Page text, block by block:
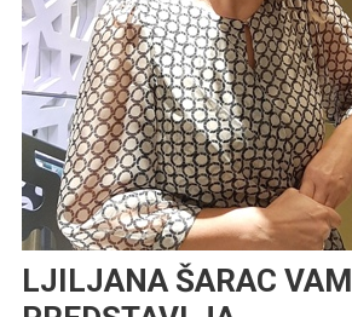
LJILJANA ŠARAC VAM